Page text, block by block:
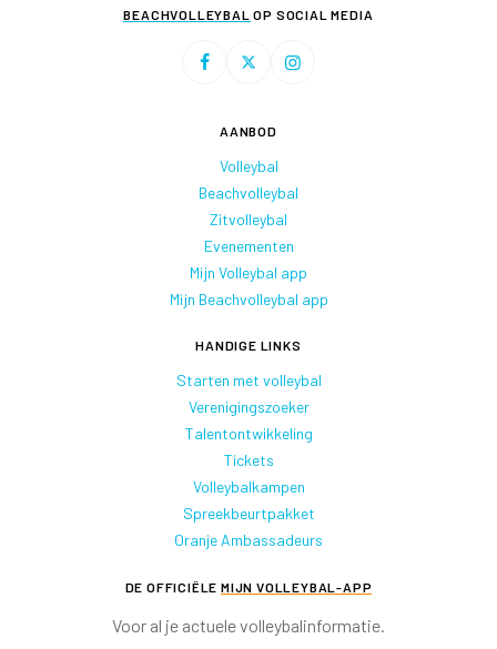
BEACHVOLLEYBAL OP SOCIAL MEDIA
AANBOD
Volleybal
Beachvolleybal
Zitvolleybal
Evenementen
Mijn Volleybal app
Mijn Beachvolleybal app
HANDIGE LINKS
Starten met volleybal
Verenigingszoeker
Talentontwikkeling
Tickets
Volleybalkampen
Spreekbeurtpakket
Oranje Ambassadeurs
DE OFFICIËLE MIJN VOLLEYBAL-APP
Voor al je actuele volleybalinformatie.